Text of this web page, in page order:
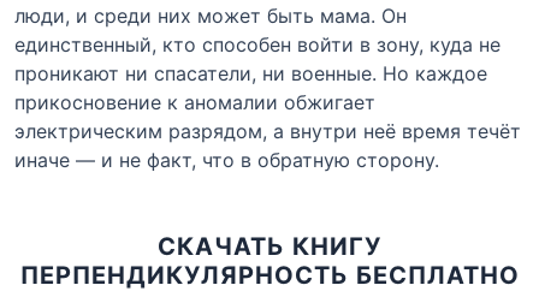
люди, и среди них может быть мама. Он
единственный, кто способен войти в зону, куда не
проникают ни спасатели, ни военные. Но каждое
прикосновение к аномалии обжигает
электрическим разрядом, а внутри неё время течёт
иначе — и не факт, что в обратную сторону.
СКАЧАТЬ КНИГУ
ПЕРПЕНДИКУЛЯРНОСТЬ БЕСПЛАТНО